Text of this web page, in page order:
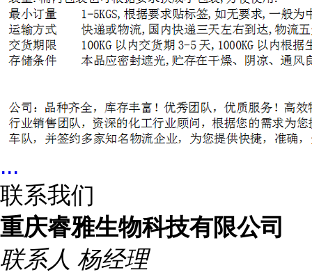
...
联系我们
重庆睿雅生物科技有限公司
联系人 杨经理